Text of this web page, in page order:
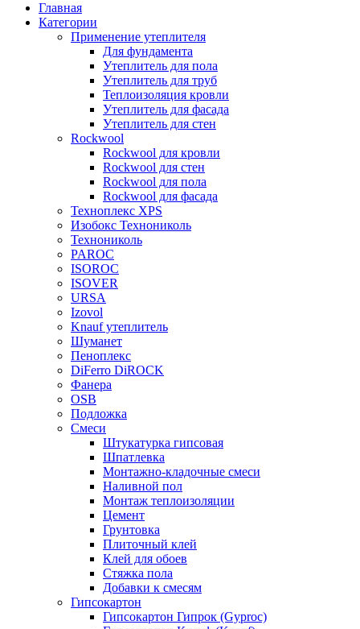
Главная
Категории
Применение утеплителя
Для фундамента
Утеплитель для пола
Утеплитель для труб
Теплоизоляция кровли
Утеплитель для фасада
Утеплитель для стен
Rockwool
Rockwool для кровли
Rockwool для стен
Rockwool для пола
Rockwool для фасада
Техноплекс XPS
Изобокс Технониколь
Технониколь
PAROC
ISOROC
ISOVER
URSA
Izovol
Knauf утеплитель
Шуманет
Пеноплекс
DiFerro DiROCK
Фанера
OSB
Подложка
Смеси
Штукатурка гипсовая
Шпатлевка
Монтажно-кладочные смеси
Наливной пол
Монтаж теплоизоляции
Цемент
Грунтовка
Плиточный клей
Клей для обоев
Стяжка пола
Добавки к смесям
Гипсокартон
Гипсокартон Гипрок (Gyproc)